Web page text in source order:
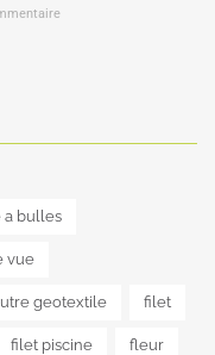
a bulles
vue
geotextile filet
filet piscine fleur